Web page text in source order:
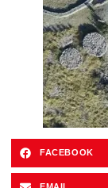
FACEBOOK